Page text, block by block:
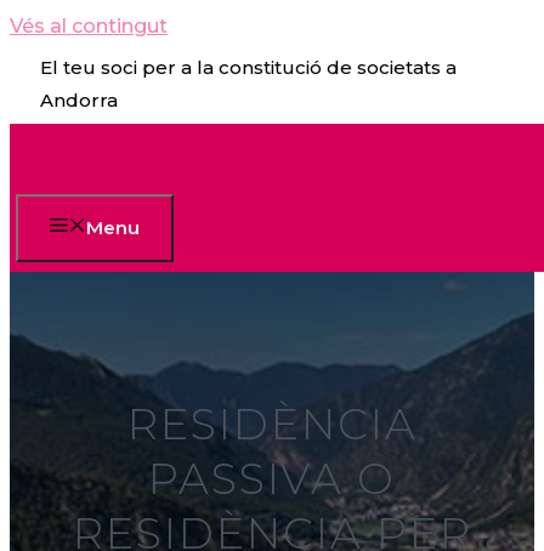
Vés al contingut
El teu soci per a la constitució de societats a
Andorra
Menu
RESIDÈNCIA
PASSIVA O
RESIDÈNCIA PER